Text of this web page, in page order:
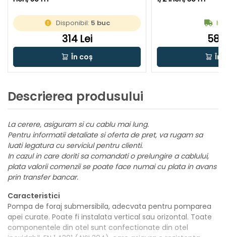
Disponibil: 5 buc
314 Lei
În coș
In
58
În
Descrierea produsului
La cerere, asiguram si cu cablu mai lung.
Pentru informatii detaliate si oferta de pret, va rugam sa
luati legatura cu serviciul pentru clienti.
In cazul in care doriti sa comandati o prelungire a cablului,
plata valorii comenzii se poate face numai cu plata in avans
prin transfer bancar.
Caracteristici
Pompa de foraj submersibila, adecvata pentru pomparea
apei curate. Poate fi instalata vertical sau orizontal. Toate
componentele din otel sunt confectionate din otel